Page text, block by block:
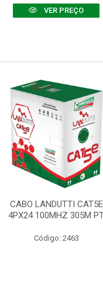
VER PREÇO
CABO LANDUTTI CAT5E
4PX24 100MHZ 305M
Código: 2463